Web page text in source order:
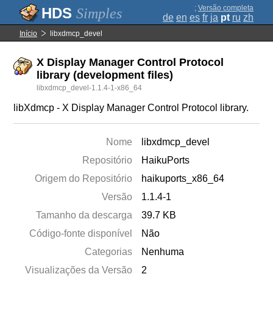
Simples ; Versão completa
de en es fr ja pt ru zh
Início libxdmcp_devel
X Display Manager Control Protocol
library (development files)
libxdmcp_devel-1.1.4-1-x86_64
libXdmcp - X Display Manager Control Protocol library.
Nome
libxdmcp_devel
Repositório
HaikuPorts
Origem do Repositório
haikuports_x86_64
Versão
1.1.4-1
Tamanho da descarga
39.7 KB
Código-fonte disponível
Não
Categorias
Nenhuma
Visualizações da Versão
2